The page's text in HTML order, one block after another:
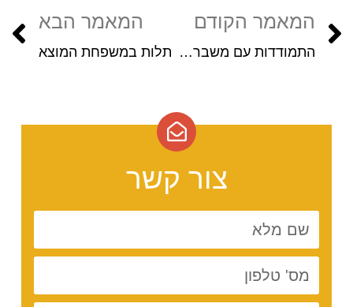
המאמר הקודם
התמודדות עם משבר כלכלי בזוגיות: מדריך מעשי לגישור על פערים וחיזוק הקשר
המאמר הבא
תלות במשפחת המוצא
צור קשר